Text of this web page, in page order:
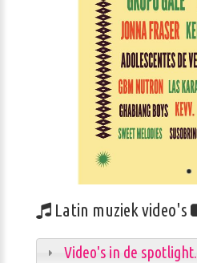
Latin muziek video's
Video's in de spotlight.